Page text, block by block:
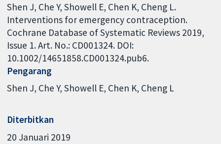
Shen J, Che Y, Showell E, Chen K, Cheng L.
Interventions for emergency contraception.
Cochrane Database of Systematic Reviews 2019,
Issue 1. Art. No.: CD001324. DOI:
10.1002/14651858.CD001324.pub6.
Pengarang
Shen J Che Y Showell E Chen K Cheng L
Diterbitkan
20 Januari 2019